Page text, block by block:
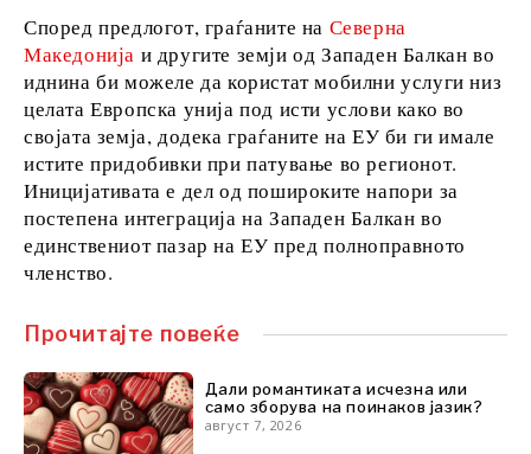
Туризам
Транспорт
Трговија
Анализи
Свет
Анализа
Откриј
Според предлогот, граѓаните на Северна
Македонија и другите земји од Западен Балкан во
иднина би можеле да користат мобилни услуги низ
целата Европска унија под исти услови како во
својата земја, додека граѓаните на ЕУ би ги имале
истите придобивки при патување во регионот.
Иницијативата е дел од пошироките напори за
постепена интеграција на Западен Балкан во
единствениот пазар на ЕУ пред полноправното
членство.
Прочитајте повеќе
Дали романтиката исчезна или
само зборува на поинаков јазик?
август 7, 2026